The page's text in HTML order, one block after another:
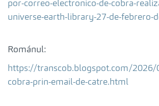
por-correo-electronico-de-cobra-
universe-earth-library-27-de-febrero-
Románul:
https://transcob.blogspot.com/2026/
cobra-prin-email-de-catre.html